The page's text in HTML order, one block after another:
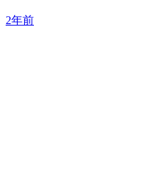
2年前